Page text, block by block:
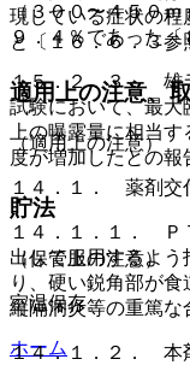
（３００〜４５０ｍ
９．４％であった〔
１５．２．３． 雄
試験において、最大
上の曝露量に相当
度が増加したとの報
貯法
（保管上の注意）
室温保存。
ホーム
現している症状の程
と〔１６．６．３参
適用上の注意、
（適用上の注意）
１４．１． 薬剤交
１４．１．１． Ｐ
出して服用するよう
り、硬い鋭角部が
縦隔洞炎等の重篤な
１４．１．２． 本